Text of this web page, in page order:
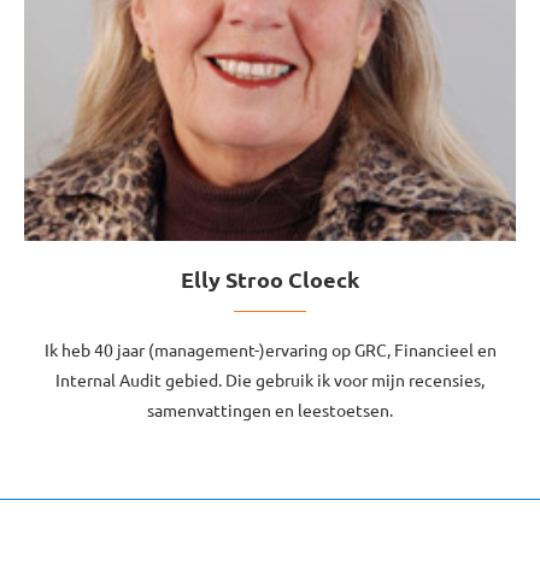
Elly Stroo Cloeck
Ik heb 40 jaar (management-)ervaring op GRC, Financieel en
Internal Audit gebied. Die gebruik ik voor mijn recensies,
samenvattingen en leestoetsen.